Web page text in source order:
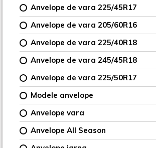
Anvelope de vara 225/45R17
Anvelope de vara 205/60R16
Anvelope de vara 225/40R18
Anvelope de vara 245/45R18
Anvelope de vara 225/50R17
Modele anvelope
Anvelope vara
Anvelope All Season